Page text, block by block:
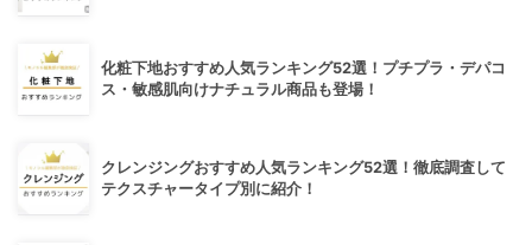
化粧下地おすすめ人気ランキング52選！プチプラ・デパコ
ス・敏感肌向けナチュラル商品も登場！
クレンジングおすすめ人気ランキング52選！徹底調査して
テクスチャータイプ別に紹介！